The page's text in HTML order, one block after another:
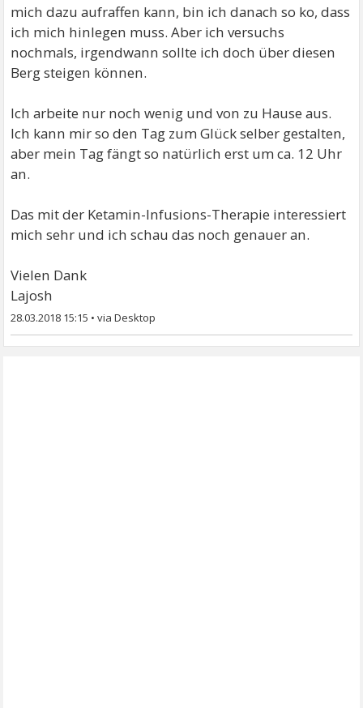
mich dazu aufraffen kann, bin ich danach so ko, dass
ich mich hinlegen muss. Aber ich versuchs
nochmals, irgendwann sollte ich doch über diesen
Berg steigen können.
Ich arbeite nur noch wenig und von zu Hause aus.
Ich kann mir so den Tag zum Glück selber gestalten,
aber mein Tag fängt so natürlich erst um ca. 12 Uhr
an.
Das mit der Ketamin-Infusions-Therapie interessiert
mich sehr und ich schau das noch genauer an.
Vielen Dank
Lajosh
28.03.2018 15:15 •